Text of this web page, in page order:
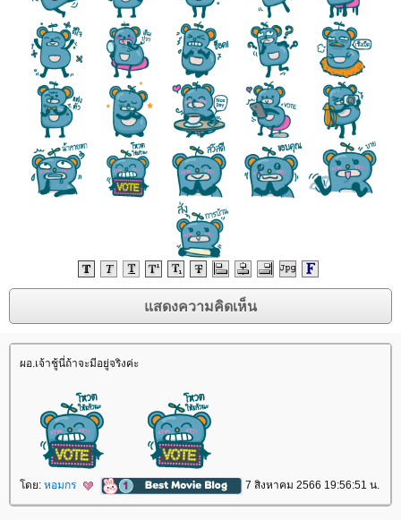
ผอ.เจ้าชู้นี่ถ้าจะมีอยู่จริงค่ะ
ดย: หอมกร 7 สิงหาคม 2566 19:56:51 น.